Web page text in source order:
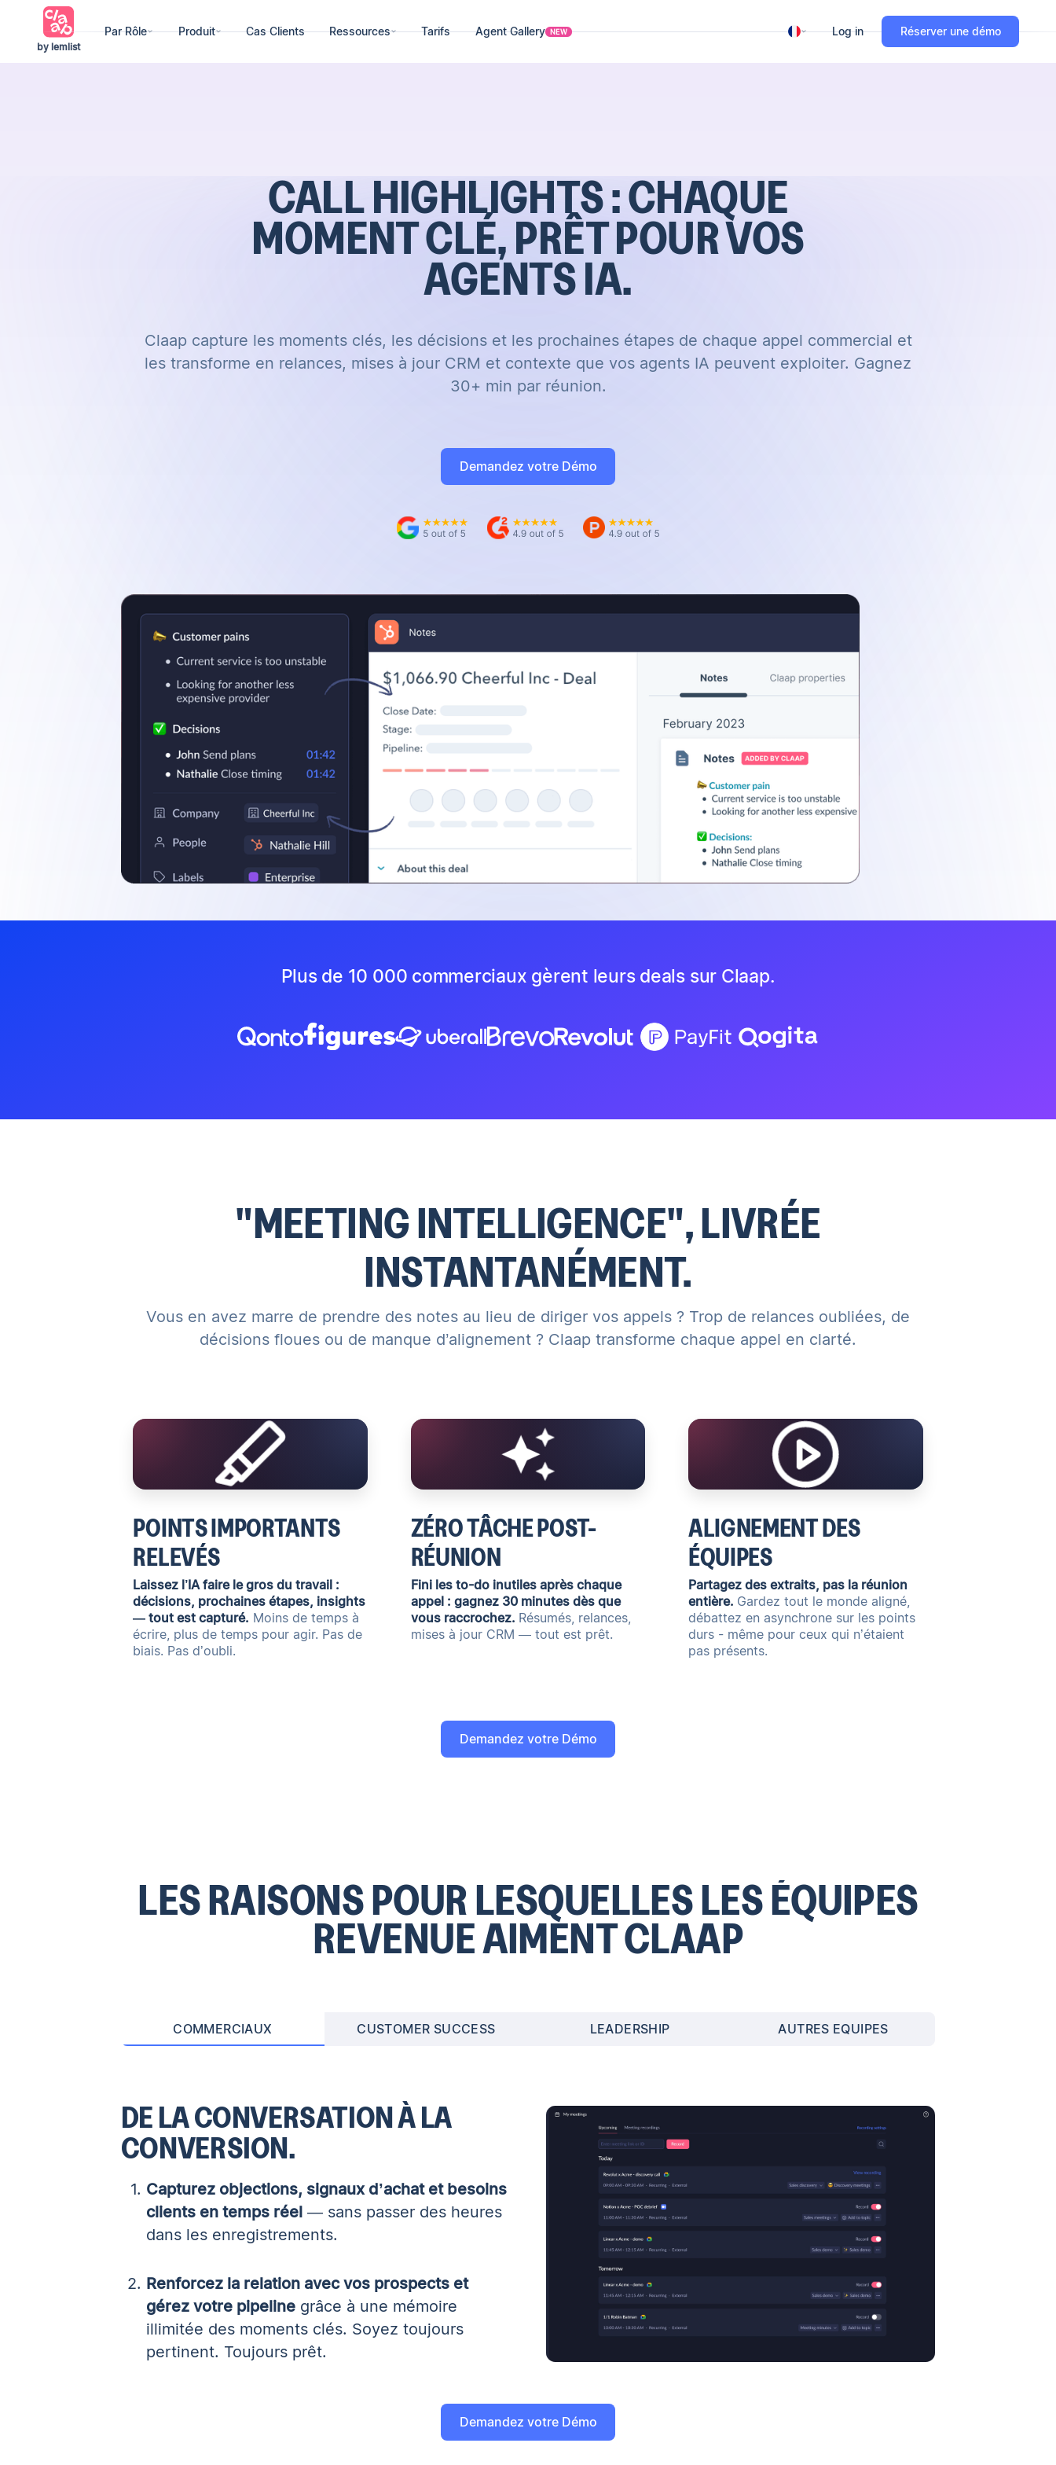
by lemlist
Par Rôle Produit Cas Clients Ressources Tarifs Agent Gallery NEW Log in Réserver une démo
CALL HIGHLIGHTS : CHAQUE
MOMENT CLÉ, PRÊT POUR VOS
AGENTS IA.
Claap capture les moments clés, les décisions et les prochaines étapes de chaque appel commercial et
les transforme en relances, mises à jour CRM et contexte que vos agents IA peuvent exploiter. Gagnez
30+ min par réunion.
Demandez votre Démo
Plus de 10 000 commerciaux gèrent leurs deals sur Claap.
"MEETING INTELLIGENCE", LIVRÉE
INSTANTANÉMENT.
Vous en avez marre de prendre des notes au lieu de diriger vos appels ? Trop de relances oubliées, de
décisions floues ou de manque d’alignement ? Claap transforme chaque appel en clarté.
POINTS IMPORTANTS
RELEVÉS
Laissez l’IA faire le gros du travail :
décisions, prochaines étapes, insights
— tout est capturé. Moins de temps à
écrire, plus de temps pour agir. Pas de
biais. Pas d’oubli.
ZÉRO TÂCHE POST-
RÉUNION
Fini les to-do inutiles après chaque
appel : gagnez 30 minutes dès que
vous raccrochez. Résumés, relances,
mises à jour CRM — tout est prêt.
ALIGNEMENT DES
ÉQUIPES
Partagez des extraits, pas la réunion
entière. Gardez tout le monde aligné,
débattez en asynchrone sur les points
durs - même pour ceux qui n’étaient
pas présents.
Demandez votre Démo
LES RAISONS POUR LESQUELLES LES ÉQUIPES
REVENUE AIMENT CLAAP
COMMERCIAUX CUSTOMER SUCCESS LEADERSHIP AUTRES EQUIPES
DE LA CONVERSATION À LA
CONVERSION.
Capturez objections, signaux d’achat et besoins
clients en temps réel— sans passer des heures
dans les enregistrements.
Renforcez la relation avec vos prospects et
gérez votre pipelinegrâce à une mémoire
illimitée des moments clés. Soyez toujours
pertinent. Toujours prêt.
Demandez votre Démo